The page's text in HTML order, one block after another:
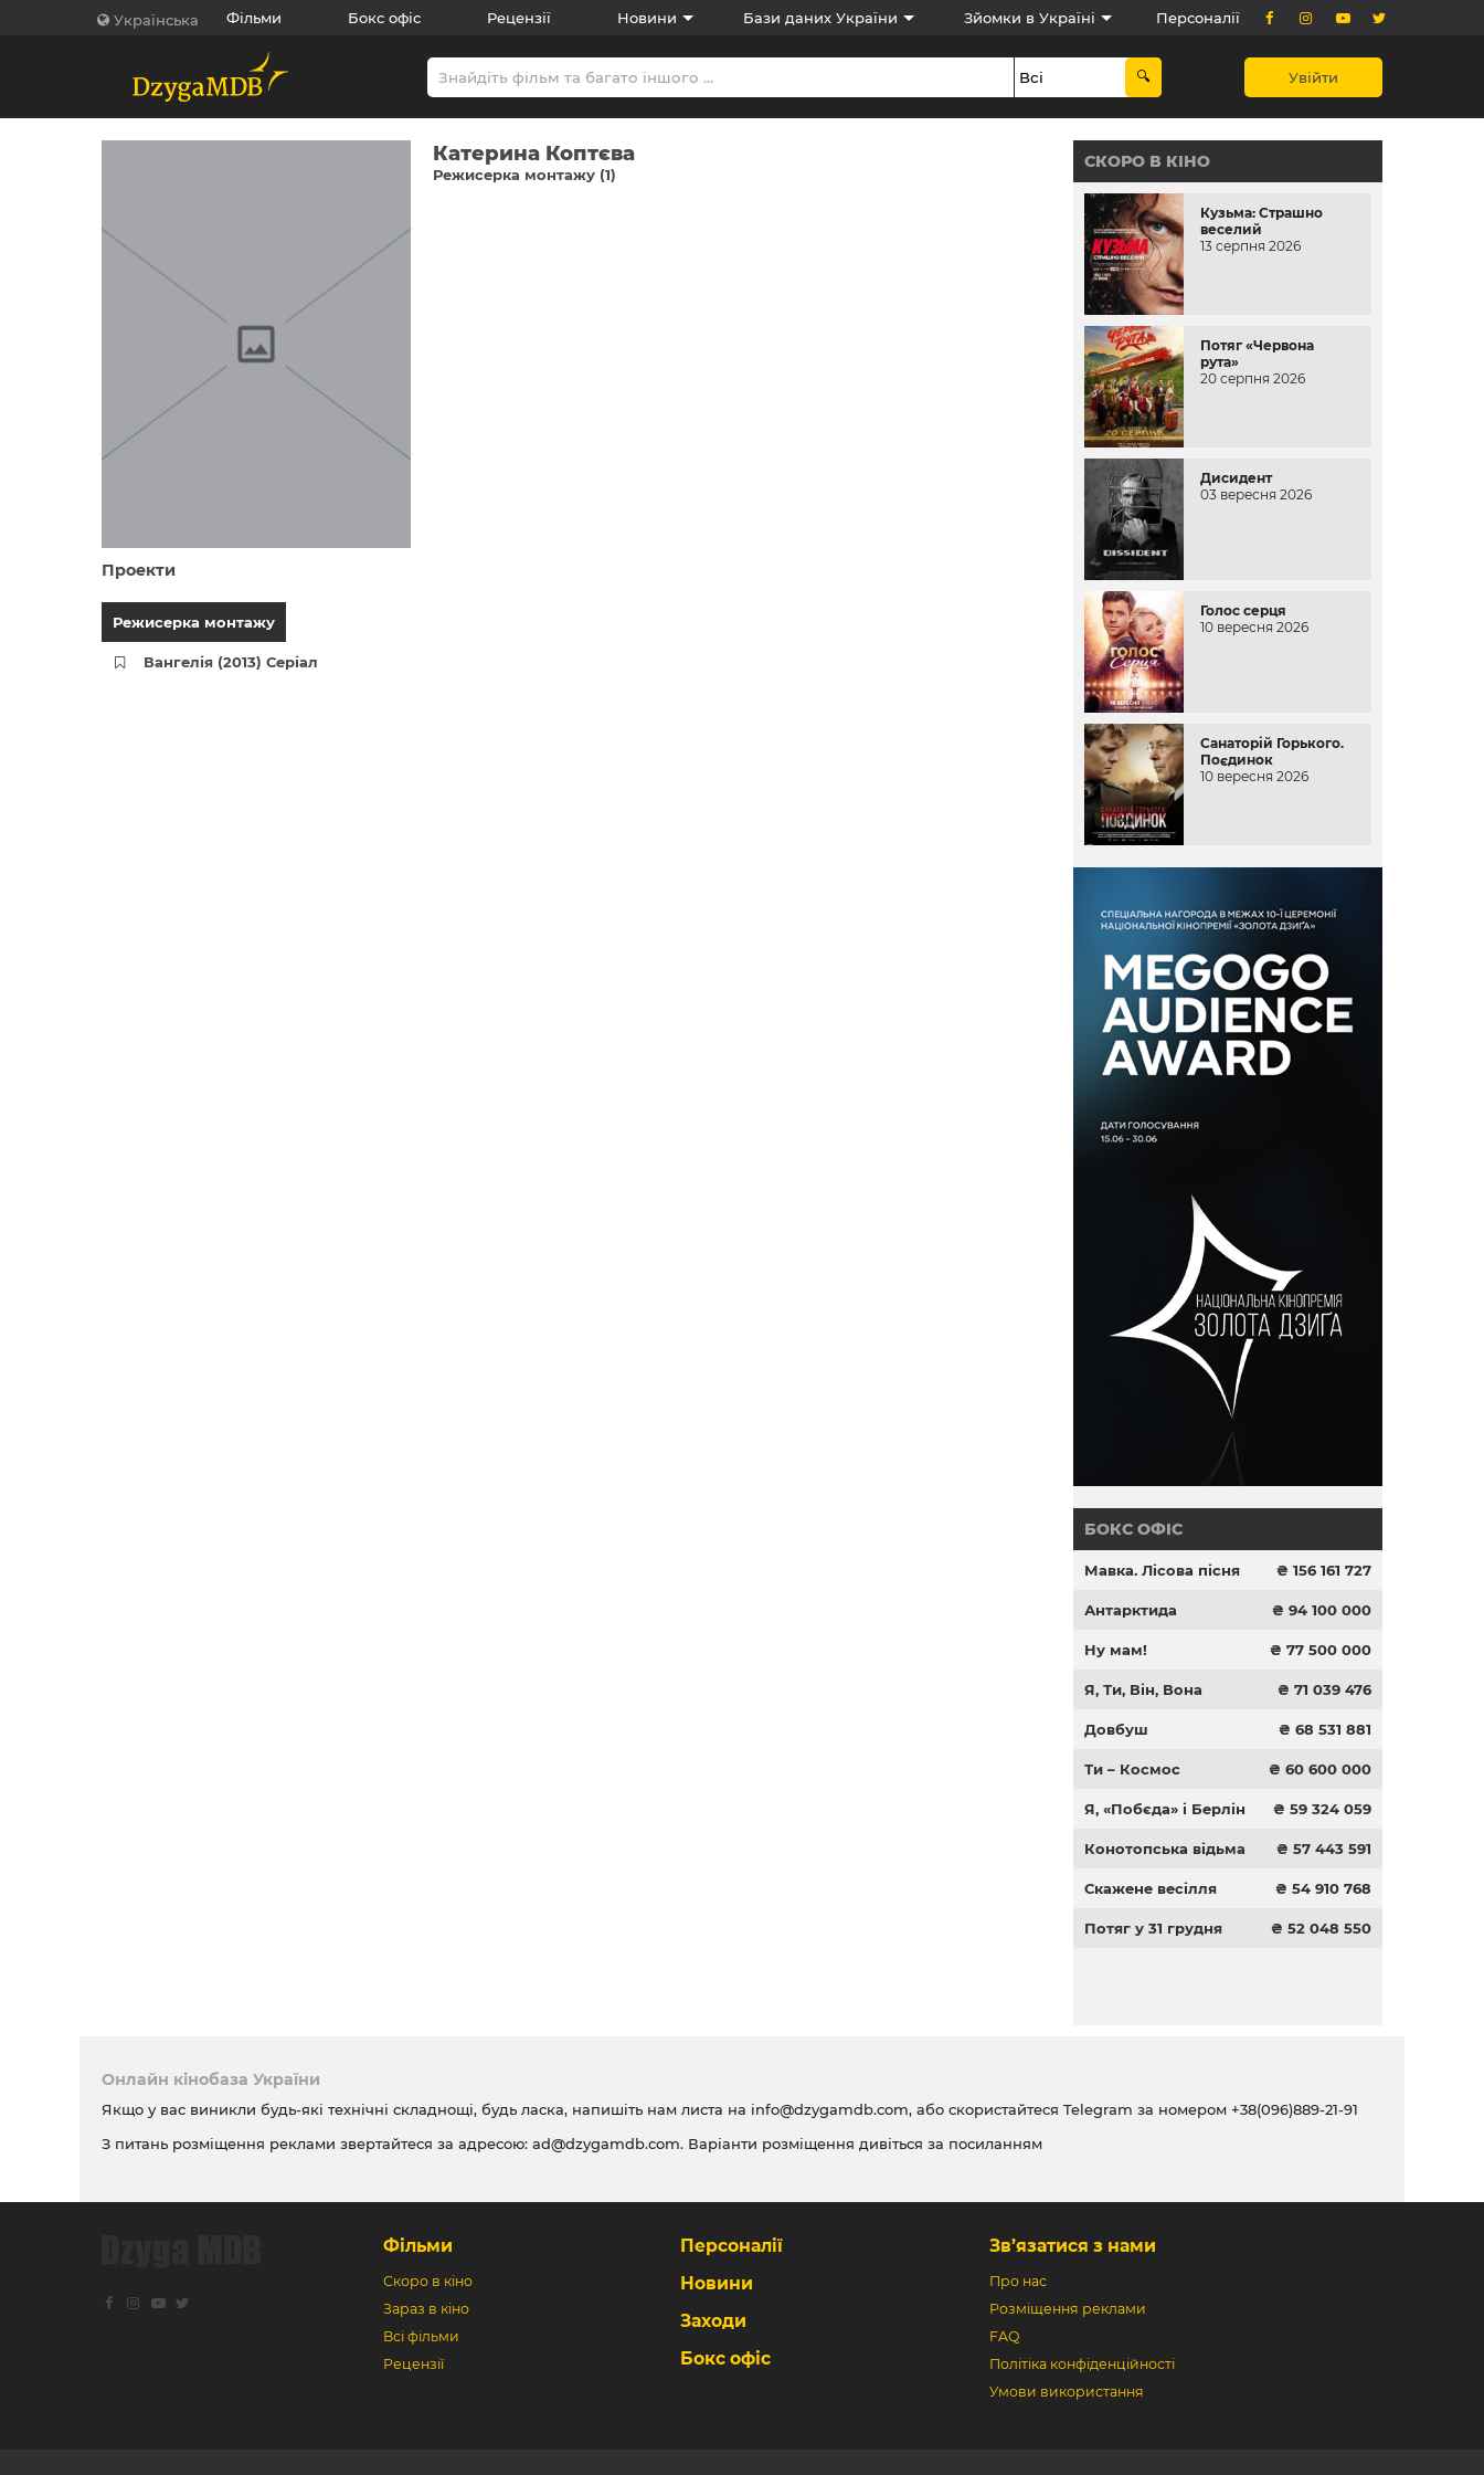
Українська Фільми Бокс офіс Рецензії Новини Бази даних України Зйомки в Україні Персоналії
Увійти
Катерина Коптєва
Режисерка монтажу (1)
Проекти
Режисерка монтажу
Вангелія (2013) Серіал
СКОРО В КІНО
Кузьма: Страшно
веселий
13 серпня 2026
Потяг «Червона
рута»
20 серпня 2026
Дисидент
03 вересня 2026
Голос серця
10 вересня 2026
Санаторій Горького.
Поєдинок
10 вересня 2026
БОКС ОФІС
Мавка. Лісова пісня ₴ 156 161 727
Антарктида ₴ 94 100 000
Ну мам! ₴ 77 500 000
Я, Ти, Він, Вона ₴ 71 039 476
Довбуш ₴ 68 531 881
Ти – Космос ₴ 60 600 000
Я, «Побєда» і Берлін ₴ 59 324 059
Конотопська відьма ₴ 57 443 591
Скажене весілля ₴ 54 910 768
Потяг у 31 грудня ₴ 52 048 550
Онлайн кінобаза України
Якщо у вас виникли будь-які технічні складнощі, будь ласка, напишіть нам листа на info@dzygamdb.com, або скористайтеся Telegram за номером +38(096)889-21-91
З питань розміщення реклами звертайтеся за адресою: ad@dzygamdb.com. Варіанти розміщення дивіться за посиланням
Фільми
Скоро в кіно
Зараз в кіно
Всі фільми
Рецензії
Персоналії
Новини
Заходи
Бокс офіс
Зв’язатися з нами
Про нас
Розміщення реклами
FAQ
Політіка конфіденційності
Умови використання